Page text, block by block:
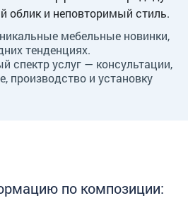
облик и неповторимый стиль.
мебельные новинки,
тенденциях.
спектр услуг — консультации,
производство и установку
по композиции: